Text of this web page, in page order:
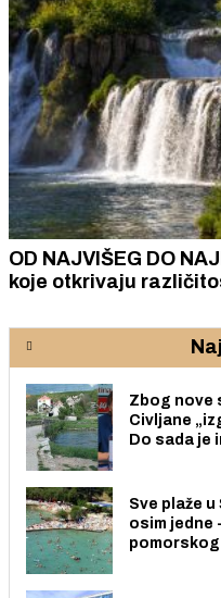
OD NAJVIŠEG DO
koje otkrivaju
Zbog nove
Civljane
Do sada je
Sve plaže
osim jedne